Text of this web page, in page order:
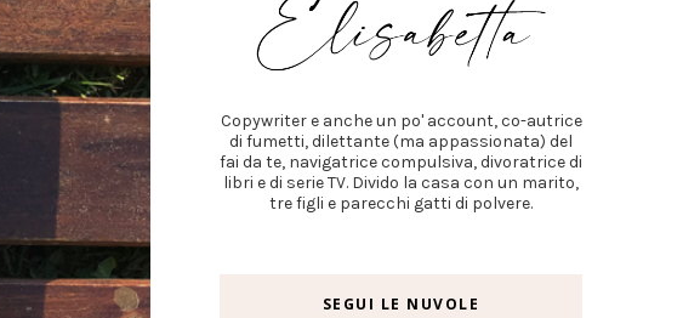
Copywriter e anche un po' account, co-autrice
di fumetti, dilettante (ma appassionata) del
fai da te, navigatrice compulsiva, divoratrice di
libri e di serie TV. Divido la casa con un marito,
tre figli e parecchi gatti di polvere.
SEGUI LE NUVOLE